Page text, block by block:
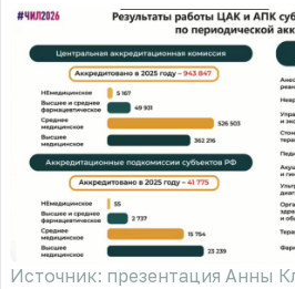
Источник: презентация Анны